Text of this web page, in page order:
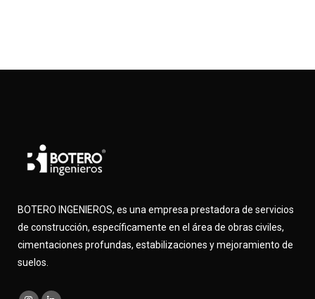
BOTERO INGENIEROS, es una empresa prestadora de servicios
de construcción, específicamente en el área de obras civiles,
cimentaciones profundas, estabilizaciones y mejoramiento de
suelos.